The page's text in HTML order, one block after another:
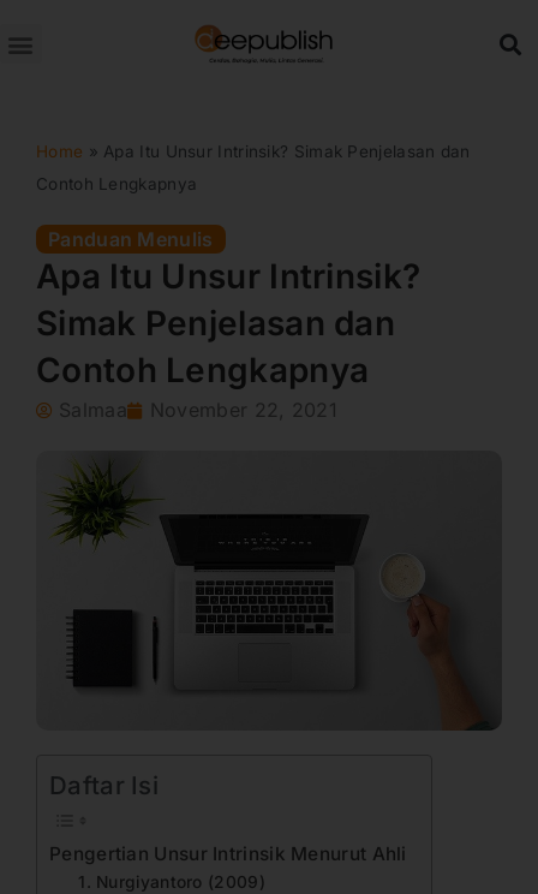
ke
Home » Apa Itu Unsur Intrinsik? Simak Penjelasan dan
Contoh Lengkapnya
Panduan Menulis
Apa Itu Unsur Intrinsik?
Simak Penjelasan dan
Contoh Lengkapnya
Salmaa November 22, 2021
Daftar Isi
Pengertian Unsur Intrinsik Menurut Ahli
1. Nurgiyantoro (2009)